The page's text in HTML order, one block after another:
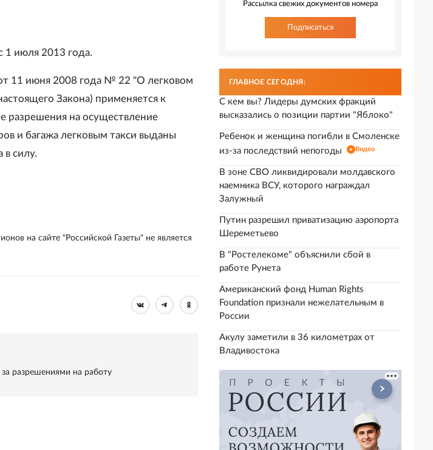
1 июля 2013 года.
11 июня 2008 года № 22 "О легковом
Закона) применяется к
разрешения на осуществление
и багажа легковым такси выданы
в силу.
на сайте "Российской Газеты" не является
разрешениями на работу
Рассылка свежих документов номера
Подписаться
ГЛАВНОЕ СЕГОДНЯ:
С кем вы? Лидеры думских фракций
высказались о позиции партии "Яблоко"
Ребенок и женщина погибли в Смоленске
из-за последствий непогоды
Видео
В зоне СВО ликвидировали молдавского
наемника ВСУ, которого награждал
Залужный
Путин разрешил приватизацию аэропорта
Шереметьево
В "Ростелекоме" объяснили сбой в
работе Рунета
Американский фонд Human Rights
Foundation признали нежелательным в
России
Акулу заметили в 36 километрах от
Владивостока